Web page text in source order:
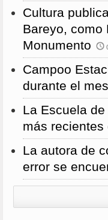
Cultura
Bareyo, como
Monumento
Campoo
durante el
La Escuela
más
La autora de
error se